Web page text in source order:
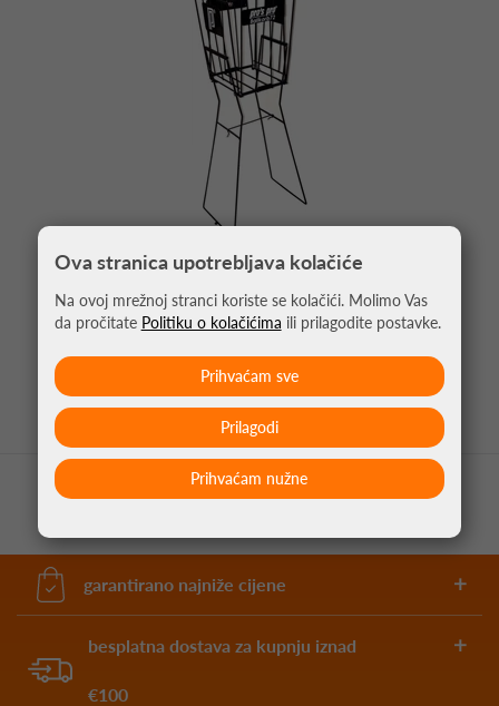
KOŠARA ZA TENIS LOPTE PRO'S PRO
43,66 €
garantirano najniže cijene
besplatna dostava za kupnju iznad
€100
Ova stranica upotrebljava kolačiće
Na ovoj mrežnoj stranci koriste se kolačići. Molimo Vas
da pročitate Politiku o kolačićima ili prilagodite postavke.
Prihvaćam nužne
Prilagodi
Prihvaćam sve